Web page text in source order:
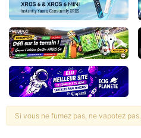
Si vous ne fumez pas, ne vapotez pas.